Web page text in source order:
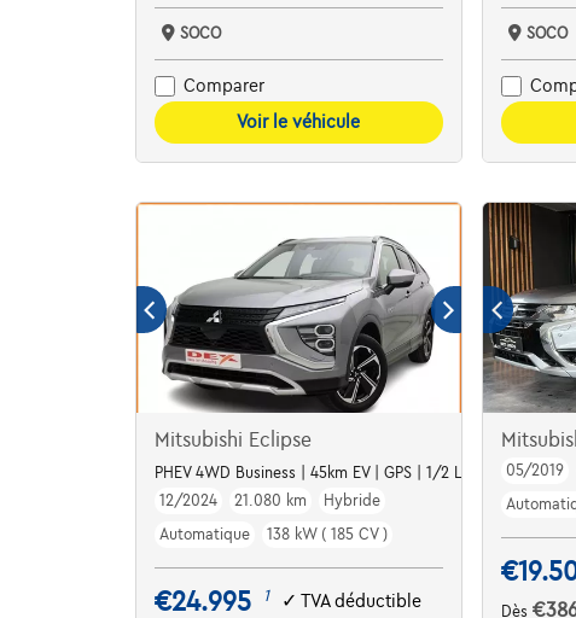
SOCO
Comparer
Voir le véhicule
SOCO
Mitsubishi Eclipse
PHEV 4WD Business | 45km EV | GPS | 1/2 Leather
12/2024
21.080 km
Hybride
Automatique
138 kW ( 185 CV )
€24.995 1 ✓ TVA déductible
05/2019
Dès